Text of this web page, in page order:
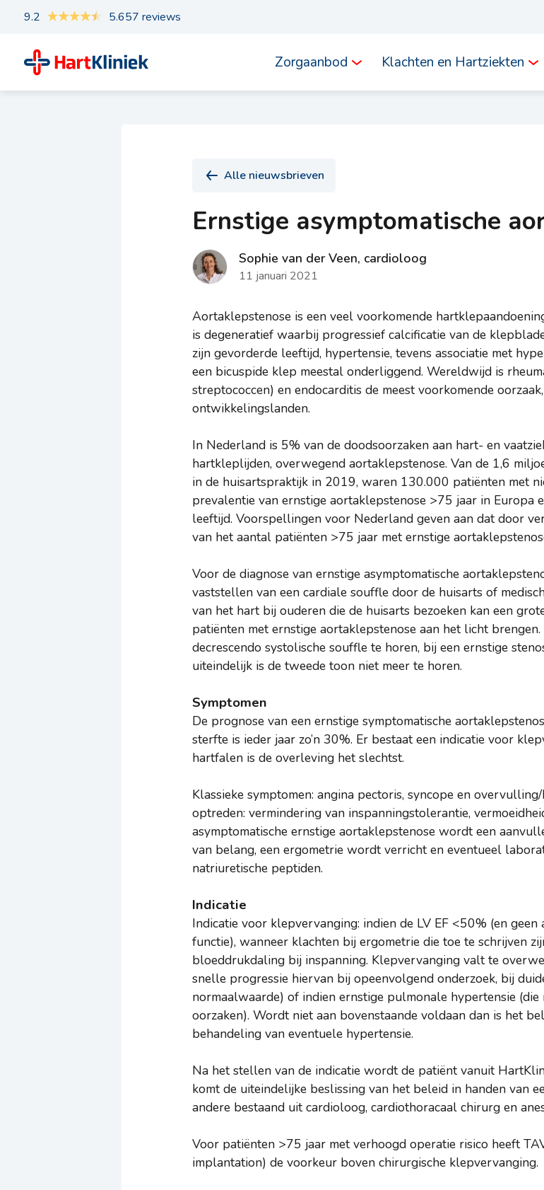
9.2 5.657 reviews
Zorgaanbod Klachten en Hartziekten
Alle nieuwsbrieven
Ernstige asymptomatische
Sophie van der Veen, cardioloog
11 januari 2021
Aortaklepstenose is een veel voorkomende
is degeneratief waarbij progressief calcificatie van de
zijn gevorderde leeftijd, hypertensie, tevens associatie met
een bicuspide klep meestal onderliggend. Wereldwijd is
streptococcen) en endocarditis de meest voorkomende
ontwikkelingslanden.
In Nederland is 5% van de doodsoorzaken aan hart- en
hartkleplijden, overwegend aortaklepstenose. Van de 1,6
in de huisartspraktijk in 2019, waren 130.000 patiënten met
prevalentie van ernstige aortaklepstenose >75 jaar in Europa
leeftijd. Voorspellingen voor Nederland geven aan dat door
van het aantal patiënten >75 jaar met ernstige
Voor de diagnose van ernstige asymptomatische
vaststellen van een cardiale souffle door de huisarts of
van het hart bij ouderen die de huisarts bezoeken kan een
patiënten met ernstige aortaklepstenose aan het licht
decrescendo systolische souffle te horen, bij een ernstige
uiteindelijk is de tweede toon niet meer te horen.
Symptomen
De prognose van een ernstige symptomatische
sterfte is ieder jaar zo’n 30%. Er bestaat een indicatie voor
hartfalen is de overleving het slechtst.
Klassieke symptomen: angina pectoris, syncope en
optreden: vermindering van inspanningstolerantie,
asymptomatische ernstige aortaklepstenose wordt een
van belang, een ergometrie wordt verricht en eventueel
natriuretische peptiden.
Indicatie
Indicatie voor klepvervanging: indien de LV EF <50% (en
functie), wanneer klachten bij ergometrie die toe te schrijven
bloeddrukdaling bij inspanning. Klepvervanging valt te
snelle progressie hiervan bij opeenvolgend onderzoek, bij
normaalwaarde) of indien ernstige pulmonale hypertensie
oorzaken). Wordt niet aan bovenstaande voldaan dan is het
behandeling van eventuele hypertensie.
Na het stellen van de indicatie wordt de patiënt vanuit
komt de uiteindelijke beslissing van het beleid in handen van
andere bestaand uit cardioloog, cardiothoracaal chirurg en
Voor patiënten >75 jaar met verhoogd operatie risico heeft
implantation) de voorkeur boven chirurgische klepvervanging.